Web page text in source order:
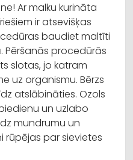
Ar malku kurināta
ir atsevišķas
baudiet maltīti
Pēršanās procedūrās
slotas, jo katram
uz organismu. Bērzs
atslābināties. Ozols
un uzlabo
mundrumu un
rūpējas par sievietes